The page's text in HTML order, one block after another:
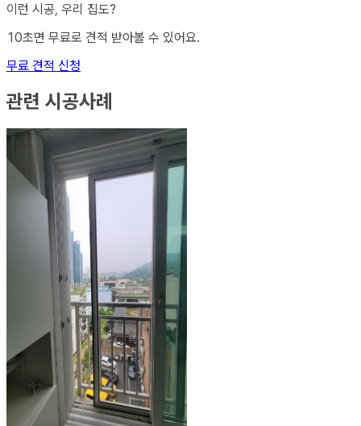
이런 시공, 우리 집도?
10초면 무료로 견적 받아볼 수 있어요.
무료 견적 신청
관련 시공사례